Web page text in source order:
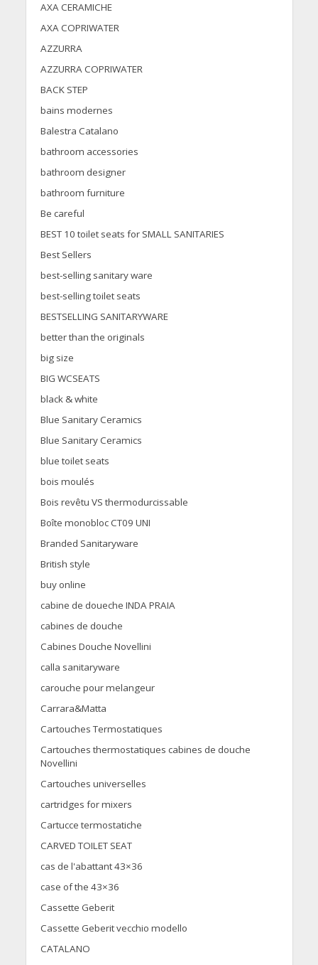
AXA CERAMICHE
AXA COPRIWATER
AZZURRA
AZZURRA COPRIWATER
BACK STEP
bains modernes
Balestra Catalano
bathroom accessories
bathroom designer
bathroom furniture
Be careful
BEST 10 toilet seats for SMALL SANITARIES
Best Sellers
best-selling sanitary ware
best-selling toilet seats
BESTSELLING SANITARYWARE
better than the originals
big size
BIG WCSEATS
black & white
Blue Sanitary Ceramics
Blue Sanitary Ceramics
blue toilet seats
bois moulés
Bois revêtu VS thermodurcissable
Boîte monobloc CT09 UNI
Branded Sanitaryware
British style
buy online
cabine de doueche INDA PRAIA
cabines de douche
Cabines Douche Novellini
calla sanitaryware
carouche pour melangeur
Carrara&Matta
Cartouches Termostatiques
Cartouches thermostatiques cabines de douche
Novellini
Cartouches universelles
cartridges for mixers
Cartucce termostatiche
CARVED TOILET SEAT
cas de l'abattant 43×36
case of the 43×36
Cassette Geberit
Cassette Geberit vecchio modello
CATALANO